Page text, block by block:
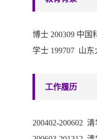
博士 200309 中国
学士 199707 山东
工作履历
200402-200602 清